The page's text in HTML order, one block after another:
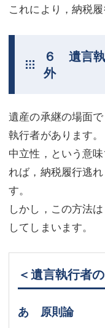
これにより，納税
６ 遺言
外
遺産の承継の場面
執行者があります。
中立性，という意
れば，納税履行逃
す。
しかし，この方法
してしまいます。
＜遺言執行者
あ 原則論